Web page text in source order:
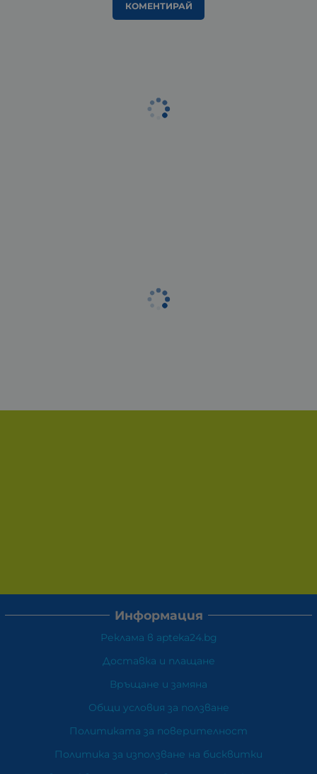
КОМЕНТИРАЙ
Информация
Реклама в apteka24.bg
Доставка и плащане
Връщане и замяна
Общи условия за ползване
Политиката за поверителност
Политика за използване на бисквитки